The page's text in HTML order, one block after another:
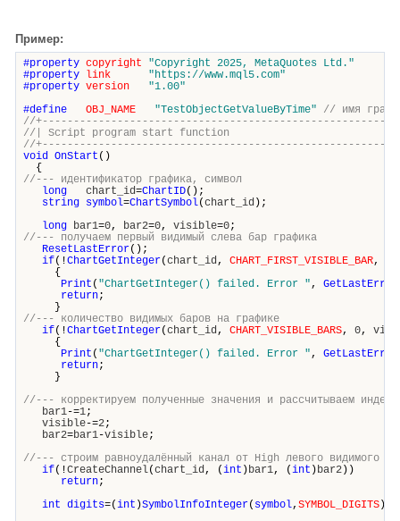
Пример:
#property copyright
"Copyright 2025, MetaQuotes Ltd."
#property
link
"https://www.mql5.com"
#property version
"1.00"
#define
OBJ_NAME "TestObjectGetValueByTime"
// имя
//
//| Script program start
//
void OnStart ()
{
//--- идентификатор графика, символ
long
chart_id=ChartID();
string symbol=ChartSymbol(chart_id );
long bar1=0, bar2=0, visible=0;
//--- получаем первый видимый слева бар графика
ResetLastError();
if(!ChartGetInteger(chart_id, CHART_FIRST_VISIBLE_BAR,
{
Print ( "ChartGetInteger() failed. Error ", GetLastError
return;
}
//--- количество видимых баров на графике
if(!ChartGetInteger(chart_id, CHART_VISIBLE_BARS, 0,
{
Print ( "ChartGetInteger() failed. Error ", GetLastError
return;
}
//--- корректируем полученные значения и рассчитываем
bar1-=1;
visible-=2;
bar2=bar1-visible;
//--- строим равноудалённый канал от High левого видимого
if(!CreateChannel(chart_id, (int )bar1, (int )bar2 ))
return;
int digits=(int )SymbolInfoInteger( symbol, SYMBOL_DIGITS );